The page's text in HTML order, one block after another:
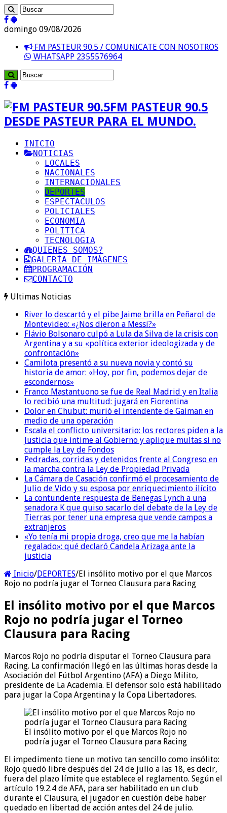
domingo 09/08/2026
FM PASTEUR 90.5 / COMUNICATE CON NOSOTROS
WHATSAPP 2355576964
FM PASTEUR 90.5
DESDE PASTEUR PARA EL MUNDO.
INICIO
NOTICIAS
LOCALES
NACIONALES
INTERNACIONALES
DEPORTES
ESPECTACULOS
POLICIALES
ECONOMIA
POLITICA
TECNOLOGIA
QUIENES SOMOS?
GALERÍA DE IMÁGENES
PROGRAMACIÓN
CONTACTO
Ultimas Noticias
River lo descartó y el pibe Jaime brilla en Peñarol de
Montevideo: «¿Nos dieron a Messi?»
Flávio Bolsonaro culpó a Lula da Silva de la crisis con
Argentina y a su «política exterior ideologizada y de
confrontación»
Camilota presentó a su nueva novia y contó su
historia de amor: «Hoy, por fin, podemos dejar de
escondernos»
Franco Mastantuono se fue de Real Madrid y en Italia
lo recibió una multitud: jugará en Fiorentina
Dolor en Chubut: murió el intendente de Gaiman en
medio de una operación
Escala el conflicto universitario: los rectores piden a la
Justicia que intime al Gobierno y aplique multas si no
cumple la Ley de Fondos
Pedradas, corridas y detenidos frente al Congreso en
la marcha contra la Ley de Propiedad Privada
La Cámara de Casación confirmó el procesamiento de
Julio de Vido y su esposa por enriquecimiento ilícito
La contundente respuesta de Benegas Lynch a una
senadora K que quiso sacarlo del debate de la Ley de
Tierras por tener una empresa que vende campos a
extranjeros
«Yo tenía mi propia droga, creo que me la habían
regalado»: qué declaró Candela Arizaga ante la
justicia
Inicio/DEPORTES/El insólito motivo por el que Marcos
Rojo no podría jugar el Torneo Clausura para Racing
El insólito motivo por el que Marcos
Rojo no podría jugar el Torneo
Clausura para Racing
Marcos Rojo no podría disputar el Torneo Clausura para
Racing. La confirmación llegó en las últimas horas desde la
Asociación del Fútbol Argentino (AFA) a Diego Milito,
presidente de La Academia. El defensor solo está habilitado
para jugar la Copa Argentina y la Copa Libertadores.
El insólito motivo por el que Marcos Rojo no
podría jugar el Torneo Clausura para Racing
El impedimento tiene un motivo tan sencillo como insólito:
Rojo quedó libre después del 24 de julio a las 18, es decir,
fuera del plazo límite que establece el reglamento. Según el
artículo 19.2.4 de AFA, para ser habilitado en un club
durante el Clausura, el jugador en cuestión debe haber
quedado en libertad de acción antes del 24 de julio.